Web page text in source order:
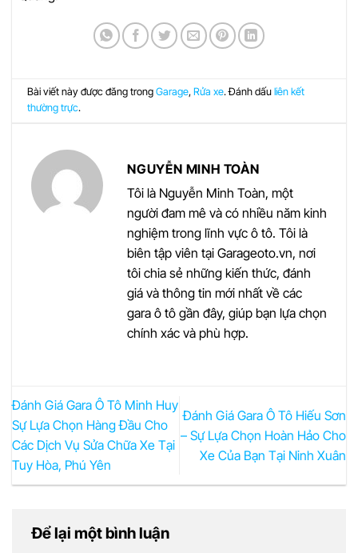
Bài viết này được đăng trongGarage,Rửa xe. Đánh dấuliên kết
thường trực.
NGUYỄN MINH TOÀN
Tôi là Nguyễn Minh Toàn, một
người đam mê và có nhiều năm kinh
nghiệm trong lĩnh vực ô tô. Tôi là
biên tập viên tại Garageoto.vn, nơi
tôi chia sẻ những kiến thức, đánh
giá và thông tin mới nhất về các
gara ô tô gần đây, giúp bạn lựa chọn
chính xác và phù hợp.
Đánh Giá Gara Ô Tô Minh Huy
Sự Lựa Chọn Hàng Đầu Cho
Các Dịch Vụ Sửa Chữa Xe Tại
Tuy Hòa, Phú Yên
Đánh Giá Gara Ô Tô Hiếu Sơn
– Sự Lựa Chọn Hoàn Hảo Cho
Xe Của Bạn Tại Ninh Xuân
Để lại một bình luận